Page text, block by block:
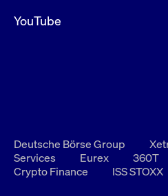
YouTube
Deutsche Börse Group
Services
Eurex 360T
Crypto Finance
ISS STOXX